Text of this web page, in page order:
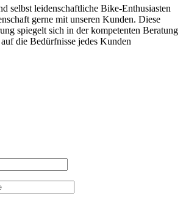
selbst leidenschaftliche Bike-Enthusiasten
gerne mit unseren Kunden. Diese
spiegelt sich in der kompetenten Beratung
die Bedürfnisse jedes Kunden